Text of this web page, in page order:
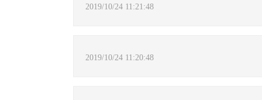
2019/10/24 11:21:48
2019/10/24 11:20:48